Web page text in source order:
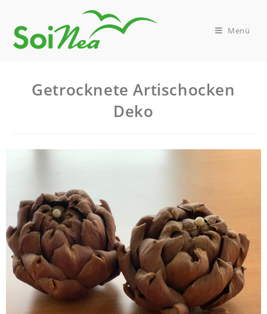
Menü
Getrocknete Artischocken
Deko